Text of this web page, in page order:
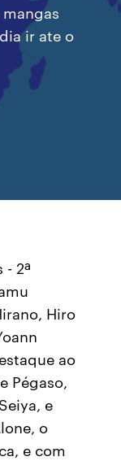
ir ate o
- 2ª
Hiro
ao
Pégaso,
e
o
e com